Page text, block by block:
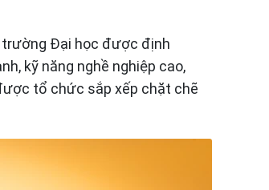
trường Đại học được định
kỹ năng nghề nghiệp cao,
tổ chức sắp xếp chặt chẽ